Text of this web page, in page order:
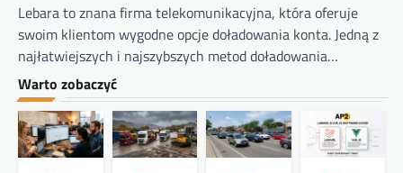
Lebara to znana firma telekomunikacyjna, która oferuje
swoim klientom wygodne opcje doładowania konta. Jedną z
najłatwiejszych i najszybszych metod doładowania…
Warto zobaczyć